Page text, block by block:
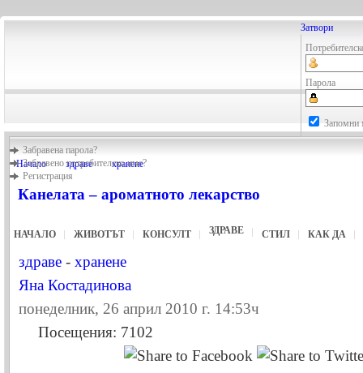
Затвори
Парола
Запомни
Забравена парола?
Забравено потребителско име?
Регистрация
НАЧАЛО ЖИВОТЪТ КОНСУЛТ ЗДРАВЕ СТИЛ КАК ДА
Начало здраве хранене
Канелата – ароматното лекарство
здраве - хранене
Яна Костадинова
понеделник, 26 април 2010 г. 14:53ч
Посещения: 7102